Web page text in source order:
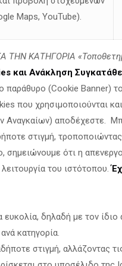
το κοινό
εκθέσεις στην
πολίτες.
τη δημόσια κρίση
μας κληρονομιά, τα
Maps, YouTube).
ΚΑΤΗΓΟΡΙΑ
και Ανάκληση
παράθυρο (Cookie Banner)
που χρησιμοποιούνται
Αναγκαίων) αποδέχεστε.
στιγμή, τροποποιώντας
σημειώνουμε ότι η
του ιστότοπου.
δηλαδή με τον ίδιο
κατηγορία.
στιγμή, αλλάζοντας